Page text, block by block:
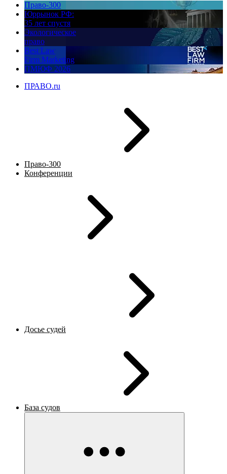
Право-300
Юррынок РФ:
35 лет спустя
Экологическое
право
Best Law
Firm Marketing
ПМЮФ 2026
ПРАВО.ru
Право-300
Конференции
Досье судей
База судов